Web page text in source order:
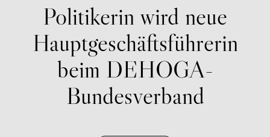
Politikerin wird neue
Hauptgeschäftsführerin
beim DEHOGA-
Bundesverband